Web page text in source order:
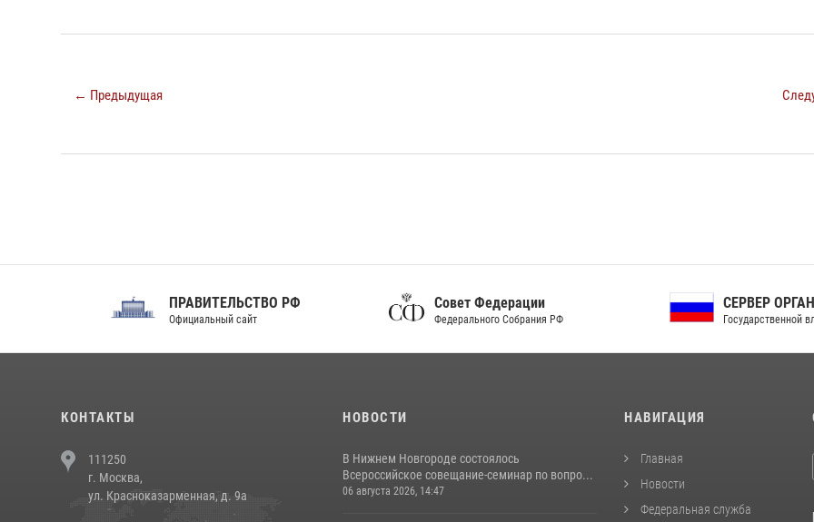
← Предыдущая
ПРАВИТЕЛЬСТВО РФ
Официальный сайт
Совет Федерации
Федерального Собрания РФ
СЕРВЕР ОРГАНОВ
Государственной власти РФ
КОНТАКТЫ
111250
г. Москва,
ул. Красноказарменная, д. 9а
НОВОСТИ
В Нижнем Новгороде состоялось
Всероссийское совещание-семинар по вопро...
06 августа 2026, 14:47
НАВИГАЦИЯ
Главная
Новости
Федеральная служба